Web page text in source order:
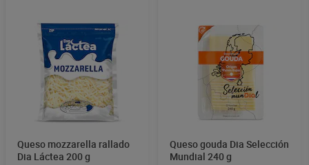
Queso mozzarella rallado
Dia Láctea 200 g
Queso gouda Dia Selección
Mundial 240 g